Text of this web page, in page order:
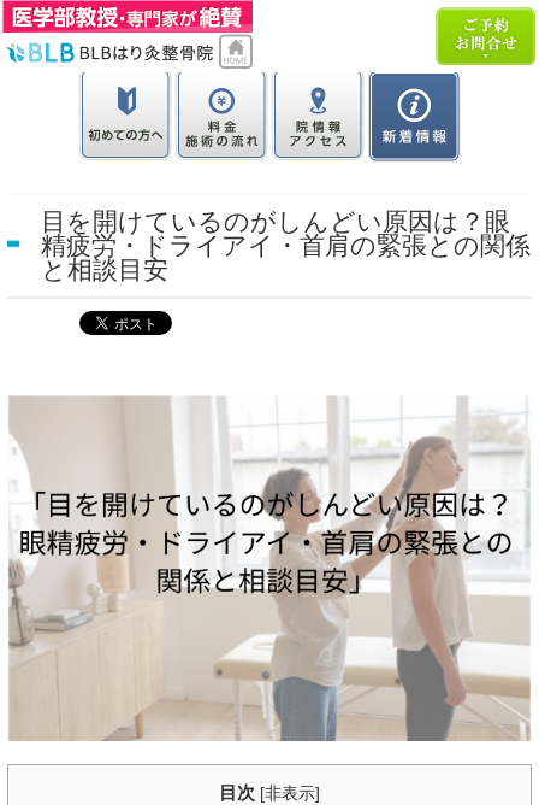
目を開けているのがしんどい原因は？眼
精疲労・ドライアイ・首肩の緊張との関係
と相談目安
目次 [非表示]